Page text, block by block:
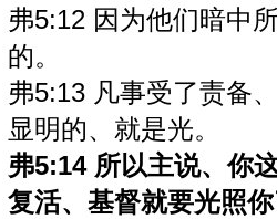
弗5:12 因为他们暗中
的。
弗5:13 凡事受了责备
显明的、就是光。
弗5:14 所以主说、你
复活、基督就要光照